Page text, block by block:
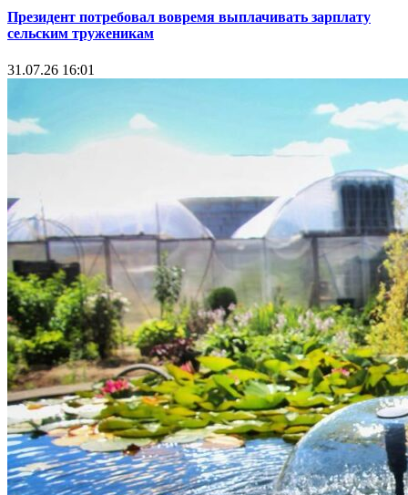
Президент потребовал вовремя выплачивать зарплату
сельским труженикам
31.07.26 16:01